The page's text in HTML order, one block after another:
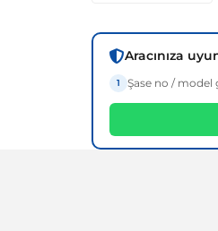
Aracınıza
1 Şase no / model